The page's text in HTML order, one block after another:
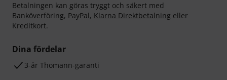
Betalningen kan göras tryggt och säkert med
Banköverföring, PayPal, Klarna Direktbetalning eller
Kreditkort.
Dina fördelar
3-år Thomann-garanti